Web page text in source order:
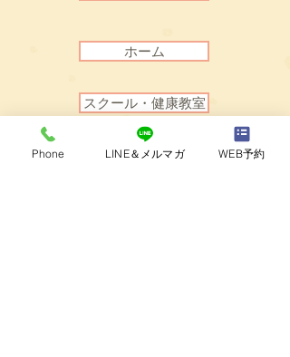
ホーム
スクール・健康教室
Phone LINE＆メルマガ WEB予約